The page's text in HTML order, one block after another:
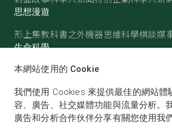
思想漫遊
形上集教科書之外機器思維科學棋談媒
生命科學
醫學古生物心理學生態學
物理 化學地球科學天文
本網站使用的 Cookie
我們使用 Cookies 來提供最佳的網站體
容、廣告、社交媒體功能與流量分析。
廣告和分析合作伙伴分享有關您使用我